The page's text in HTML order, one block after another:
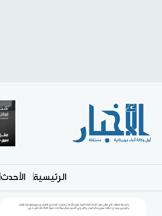
الرئيسية الأحدث
متميز